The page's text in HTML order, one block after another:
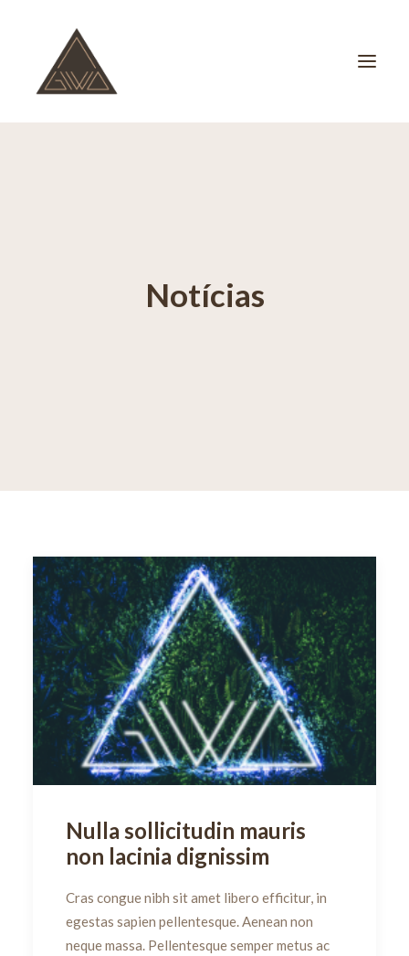
Notícias
Nulla sollicitudin mauris
non lacinia dignissim
Cras congue nibh sit amet libero efficitur, in
egestas sapien pellentesque. Aenean non
neque massa. Pellentesque semper metus ac